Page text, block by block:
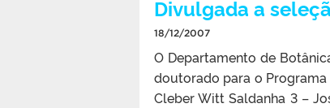
Divulgada a
18/12/2007
O Departamento de
doutorado para o Programa
Cleber Witt Saldanha 3 –